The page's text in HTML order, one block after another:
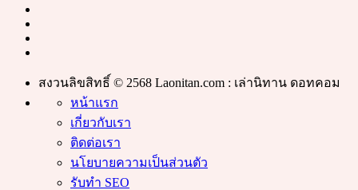
สงวนลิขสิทธิ์ © 2568 Laonitan.com : เล่านิทาน ดอทคอม
หน้าแรก
เกี่ยวกับเรา
ติดต่อเรา
นโยบายความเป็นส่วนตัว
รับทำ SEO